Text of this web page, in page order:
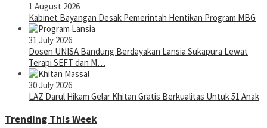
1 August 2026
Kabinet Bayangan Desak Pemerintah Hentikan Program MBG
31 July 2026
Dosen UNISA Bandung Berdayakan Lansia Sukapura Lewat
Terapi SEFT dan M…
30 July 2026
LAZ Darul Hikam Gelar Khitan Gratis Berkualitas Untuk 51 Anak
Trending This Week